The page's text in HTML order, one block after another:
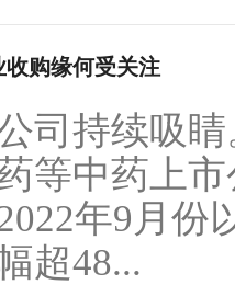
购缘何受关注
司持续吸
等中药上
年9月份
超48...